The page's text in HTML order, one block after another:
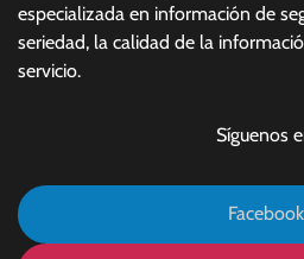
especializada en información de
seriedad, la calidad de la
servicio.
Síguenos
Facebook